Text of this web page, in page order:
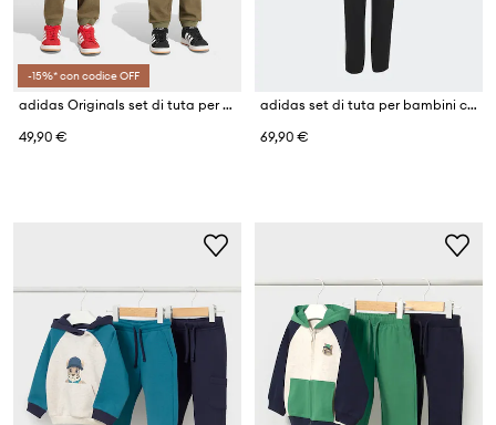
-15%* con codice OFF
adidas Originals set di tuta per bambini con cotone
49,90 €
adidas set di tuta per bambini con cotone SPORTS DIRECT (SMU)
69,90 €